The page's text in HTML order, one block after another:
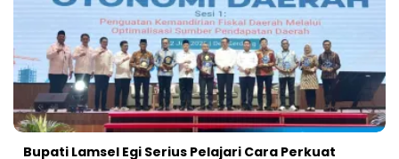
Bupati Lamsel Egi Serius Pelajari Cara Perkuat